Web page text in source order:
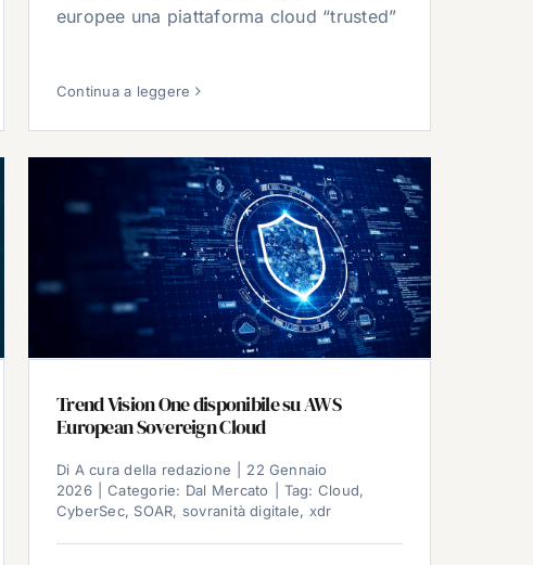
europee una piattaforma cloud “trusted”
Continua a leggere
Trend Vision One disponibile su AWS
European Sovereign Cloud
Di A cura della redazione
22 Gennaio
2026
Categorie: Dal Mercato Tag: Cloud,
CyberSec, SOAR, sovranità digitale, xdr